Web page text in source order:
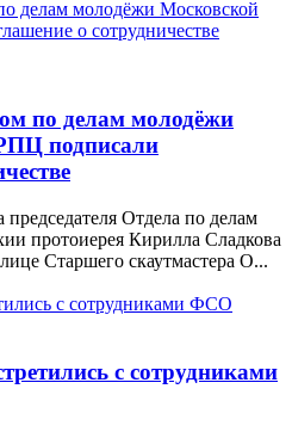
по делам молодёжи
подписали
председателя Отдела по делам
протоиерея Кирилла Сладкова
Старшего скаутмастера О...
с сотрудниками